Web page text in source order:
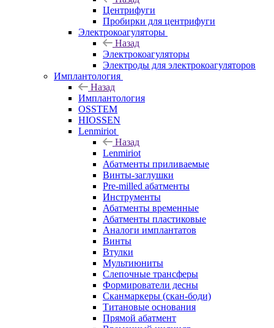
Центрифуги
Пробирки для центрифуги
Электрокоагуляторы
Назад
Электрокоагуляторы
Электроды для электрокоагуляторов
Имплантология
Назад
Имплантология
OSSTEM
HIOSSEN
Lenmiriot
Назад
Lenmiriot
Абатменты приливаемые
Винты-заглушки
Pre-milled абатменты
Инструменты
Абатменты временные
Абатменты пластиковые
Аналоги имплантатов
Винты
Втулки
Мультиюниты
Слепочные трансферы
Формирователи десны
Сканмаркеры (скан-боди)
Титановые основания
Прямой абатмент